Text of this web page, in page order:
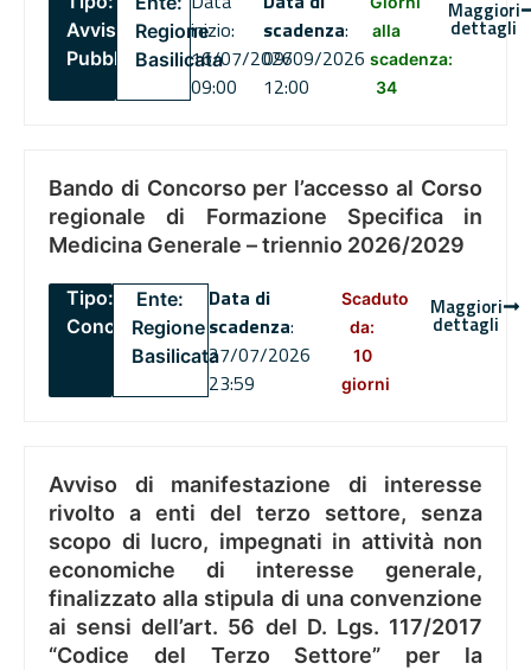
Avviso
Pubblico
Regione
Basilicata
inizio:
16/07/2026
09:00
scadenza:
09/09/2026
12:00
alla
scadenza:
34
Maggiori
dettagli
Bando di Concorso per l’accesso al Corso
regionale di Formazione Specifica in
Medicina Generale – triennio 2026/2029
Tipo:
Concorsi
Ente:
Regione
Basilicata
Data di
scadenza:
27/07/2026
23:59
Scaduto
da:
10
giorni
Maggiori
dettagli
Avviso di manifestazione di interesse
rivolto a enti del terzo settore, senza
scopo di lucro, impegnati in attività non
economiche di interesse generale,
finalizzato alla stipula di una convenzione
ai sensi dell’art. 56 del D. Lgs. 117/2017
“Codice del Terzo Settore” per la